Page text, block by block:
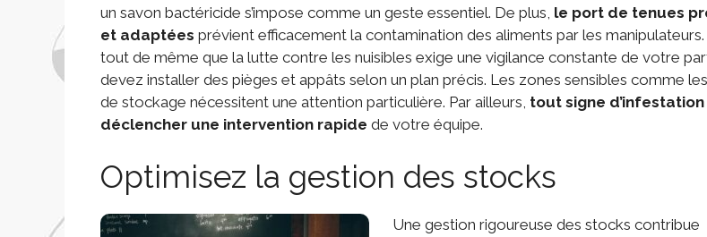
un savon bactéricide s’impose comme un geste essentiel. De plus, le port de tenues
et adaptées prévient efficacement la contamination des aliments par les
tout de même que la lutte contre les nuisibles exige une vigilance constante de votre
devez installer des pièges et appâts selon un plan précis. Les zones sensibles comme
de stockage nécessitent une attention particulière. Par ailleurs, tout signe
déclencher une intervention rapide de votre équipe.
Optimisez la gestion des stocks
Une gestion rigoureuse des stocks contribue